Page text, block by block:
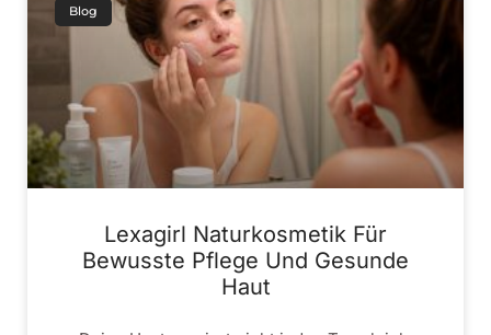
Blog
Lexagirl Naturkosmetik Für
Bewusste Pflege Und Gesunde
Haut